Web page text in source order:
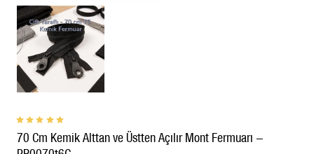
Timsah
Diş
Kemik
Fermuar
Açık
Uçlu
|
Mont
70 Cm Kemik Alttan ve Üstten Açılır Mont Fermuarı -